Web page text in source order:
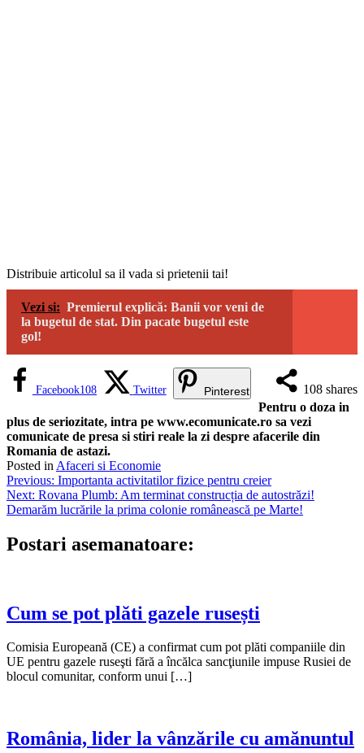
Distribuie articolul sa il vada si prietenii tai!
Vezi si: Premierul explică: Banii vor veni de
la bugetul de stat. Din pacate bugetul este
gol!
108 shares
Facebook108 Twitter Pinterest
Pentru o doza in
plus de seriozitate, intra pe www.ecomunicate.ro sa vezi
comunicate de presa si stiri reale la zi despre afacerile din
Romania de astazi.
Posted in Afaceri si Economie
Navigare
în
Previous: Importanta activitatilor fizice pentru creier
Next: Rovana Plumb: Am terminat construcția de autostrăzi!
Demarăm lucrările la prima colonie românească pe Marte!
Postari asemanatoare:
Cum se pot plăti gazele rusești
Comisia Europeană (CE) a confirmat cum pot plăti companiile din
UE pentru gazele ruseşti fără a încălca sancţiunile impuse Rusiei de
blocul comunitar, conform unui […]
România, lider la vânzările cu amănuntul